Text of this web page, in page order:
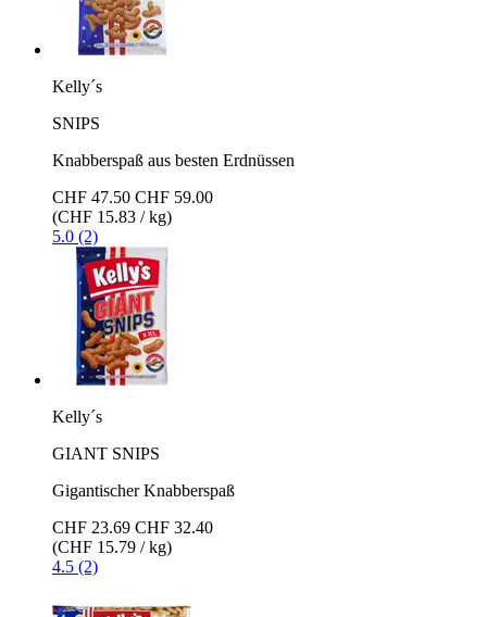
Kelly´s
SNIPS
Knabberspaß aus besten Erdnüssen
CHF 47.50 CHF 59.00
(CHF 15.83 / kg)
5.0 (2)
Kelly´s
GIANT SNIPS
Gigantischer Knabberspaß
CHF 23.69 CHF 32.40
(CHF 15.79 / kg)
4.5 (2)